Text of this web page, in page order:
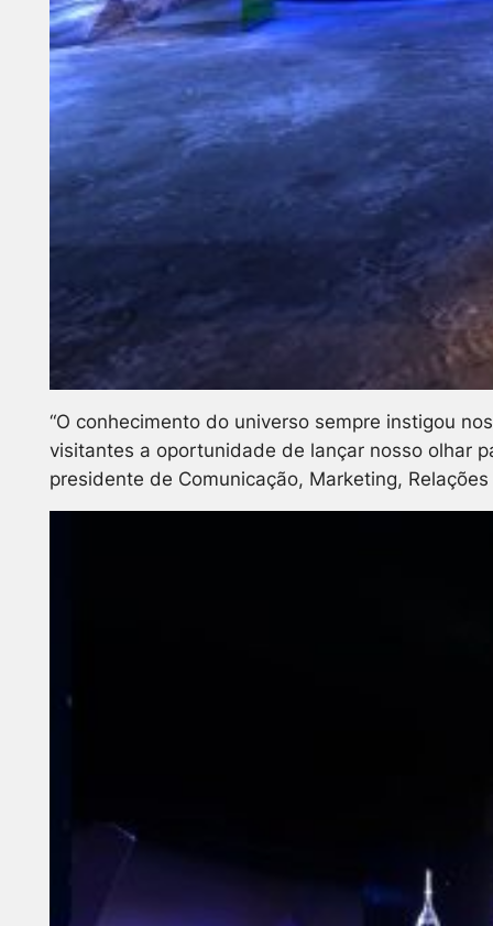
“O conhecimento do universo sempre instigou
visitantes a oportunidade de lançar nosso olhar
presidente de Comunicação, Marketing,